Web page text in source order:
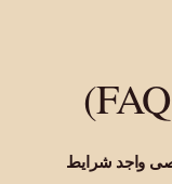
واجد شرایط